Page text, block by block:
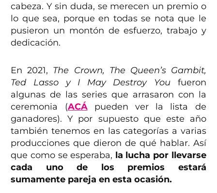
cabeza. Y sin duda, se merecen un premio o
lo que sea, porque en todas se nota que le
pusieron un montón de esfuerzo, trabajo y
dedicación.
En 2021, The Crown, The Queen’s Gambit,
Ted Lasso y I May Destroy You fueron
algunas de las series que arrasaron con la
ceremonia (ACÁpueden ver la lista de
ganadores). Y por supuesto que este año
también tenemos en las categorías a varias
producciones que dieron de qué hablar. Así
que como se esperaba, la lucha por llevarse
cada uno de los premios estará
sumamente pareja en esta ocasión.